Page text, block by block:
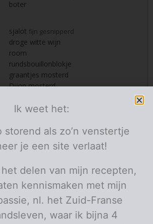
boter
sjalot fijn gesnipperd
droge witte wijn
room
rundsbouillonblokje
graantjes mosterd
Dijon mosterd
in wat boter.
Ik weet het:
storend als zo’n venstertje
je een site verlaat!
delen van mijn recepten,
kennismaken met mijn
nl. het Zuid-Franse
waar ik bijna 4